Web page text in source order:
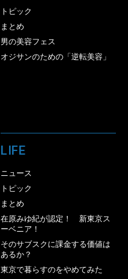
トピック
まとめ
男の美容フェス
オジサンのための「逆転美容」
LIFE
ニュース
トピック
まとめ
在原みゆ紀が認定！ 新東京ス
ーベニア！
そのサブスクに課金する価値は
あるか？
東京で暮らすのをやめてみた